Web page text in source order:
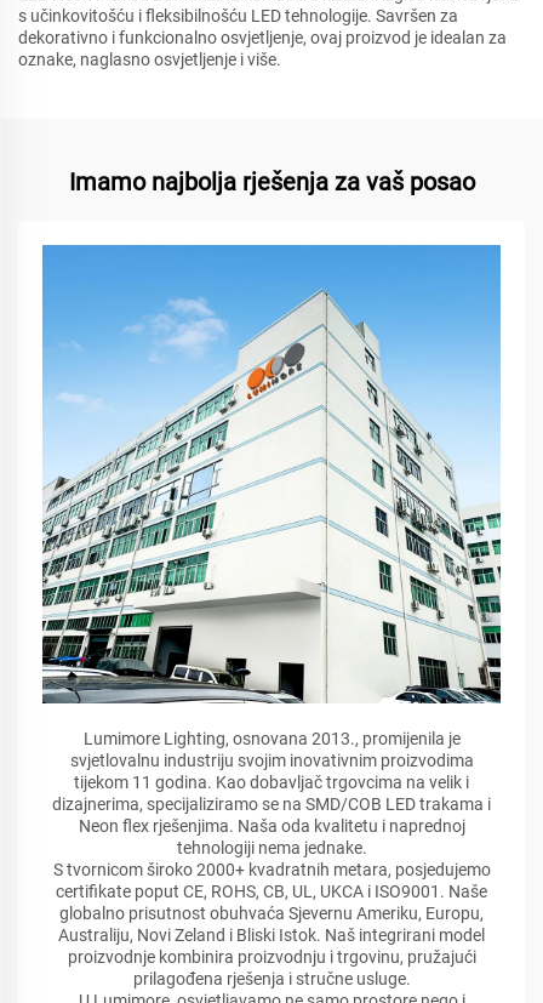
s učinkovitošću i fleksibilnošću LED tehnologije. Savršen za
dekorativno i funkcionalno osvjetljenje, ovaj proizvod je idealan za
oznake, naglasno osvjetljenje i više.
Imamo najbolja rješenja za vaš posao
Lumimore Lighting, osnovana 2013., promijenila je
svjetlovalnu industriju svojim inovativnim proizvodima
tijekom 11 godina. Kao dobavljač trgovcima na velik i
dizajnerima, specijaliziramo se na SMD/COB LED trakama i
Neon flex rješenjima. Naša oda kvalitetu i naprednoj
tehnologiji nema jednake.
S tvornicom široko 2000+ kvadratnih metara, posjedujemo
certifikate poput CE, ROHS, CB, UL, UKCA i ISO9001. Naše
globalno prisutnost obuhvaća Sjevernu Ameriku, Europu,
Australiju, Novi Zeland i Bliski Istok. Naš integrirani model
proizvodnje kombinira proizvodnju i trgovinu, pružajući
prilagođena rješenja i stručne usluge.